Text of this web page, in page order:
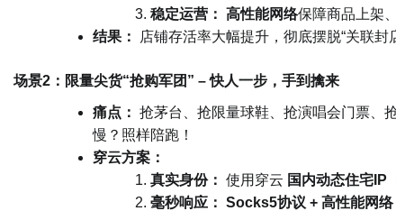
稳定运营： 高性能网络保障商品上架
结果：
店铺存活率大幅提升，彻底摆脱“关联封
场景2：限量尖货“抢购军团” – 快人一步，手到擒来
痛点： 抢茅台、抢限量球鞋、抢演唱会门票、
慢？照样陪跑！
穿云方案：
真实身份： 使用穿云 国内动态住宅IP
毫秒响应： Socks5协议 + 高性能网络